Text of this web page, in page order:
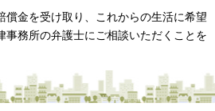
金を受け取り、これからの生活に希望
務所の弁護士にご相談いただくことを